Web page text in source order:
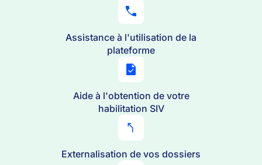
Assistance à l'utilisation de la
plateforme
Aide à l'obtention de votre
habilitation SIV
Externalisation de vos dossiers